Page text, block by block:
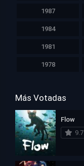
1987
1984
1981
1978
Más Votadas
Flow
9.7